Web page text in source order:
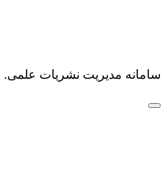
سامانه مدیریت نشریات علمی.